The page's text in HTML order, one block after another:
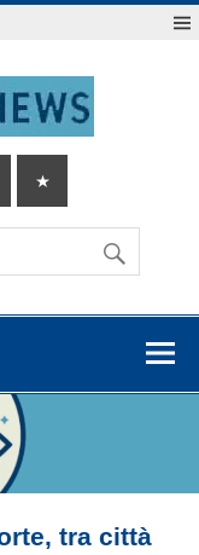
tra città